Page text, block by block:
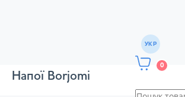
УКР
0
Напої Borjomi